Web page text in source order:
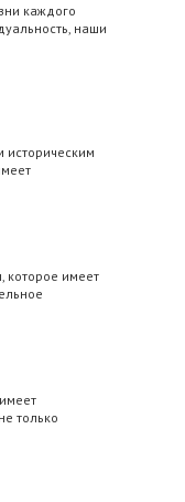
каждого
наши
историческим
которое имеет
только